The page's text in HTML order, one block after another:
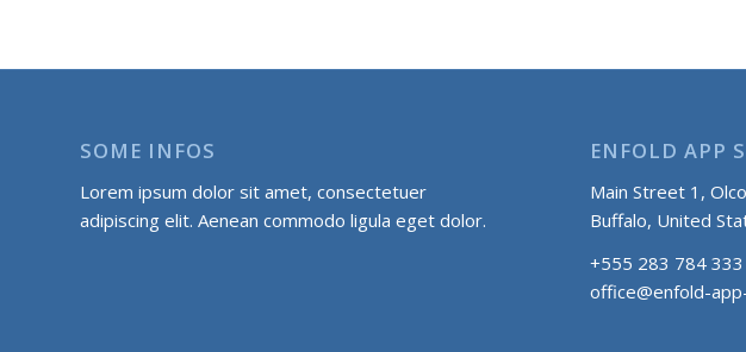
SOME INFOS
Lorem ipsum dolor sit amet, consectetuer
adipiscing elit. Aenean commodo ligula eget dolor.
ENFOLD APP
Main Street 1,
Buffalo, United
+555 283 784 333
office@enfold-